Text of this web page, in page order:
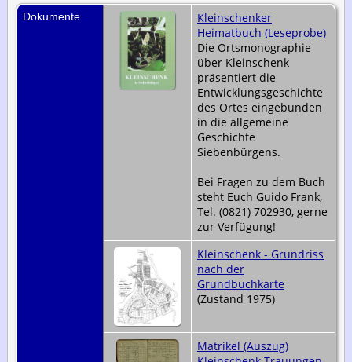
Dokumente
Kleinschenker
Heimatbuch (Leseprobe)
Die Ortsmonographie
über Kleinschenk
präsentiert die
Entwicklungsgeschichte
des Ortes eingebunden
in die allgemeine
Geschichte
Siebenbürgens.
Bei Fragen zu dem Buch
steht Euch Guido Frank,
Tel. (0821) 702930, gerne
zur Verfügung!
Kleinschenk - Grundriss
nach der
Grundbuchkarte
(Zustand 1975)
Matrikel (Auszug)